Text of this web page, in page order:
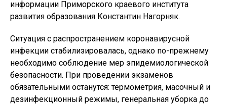
информации Приморского краевого института
развития образования Константин Нагорняк.
Ситуация с распространением коронавирусной
инфекции стабилизировалась, однако по-прежнему
необходимо соблюдение мер эпидемиологической
безопасности. При проведении экзаменов
обязательными останутся: термометрия, масочный и
дезинфекционный режимы, генеральная уборка до